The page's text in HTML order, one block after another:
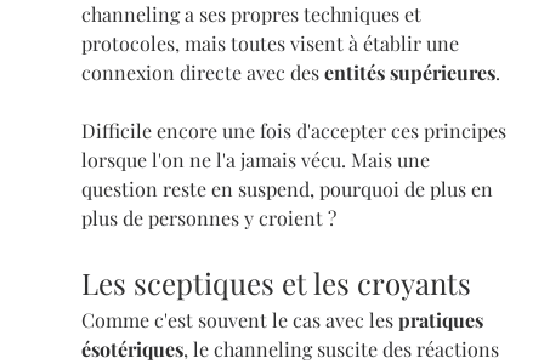
channeling a ses propres techniques et
protocoles, mais toutes visent à établir une
connexion directe avec des entités supérieures.
Difficile encore une fois d'accepter ces principes
lorsque l'on ne l'a jamais vécu. Mais une
question reste en suspend, pourquoi de plus en
plus de personnes y croient ?
Les sceptiques et les croyants
Comme c'est souvent le cas avec les pratiques
ésotériques, le channeling suscite des réactions